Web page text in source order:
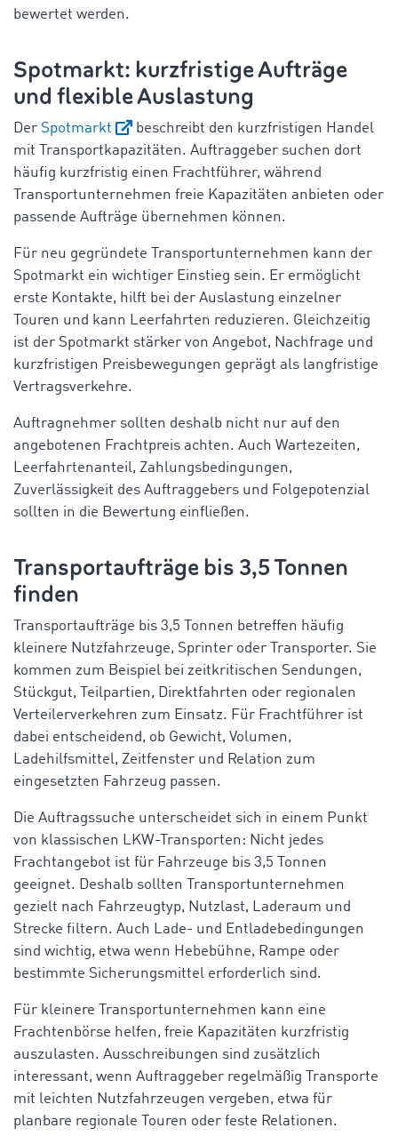
bewertet werden.
Spotmarkt: kurzfristige Aufträge
und flexible Auslastung
Der Spotmarkt
beschreibt den kurzfristigen Handel
mit Transportkapazitäten. Auftraggeber suchen dort
häufig kurzfristig einen Frachtführer, während
Transportunternehmen freie Kapazitäten anbieten oder
passende Aufträge übernehmen können.
Für neu gegründete Transportunternehmen kann der
Spotmarkt ein wichtiger Einstieg sein. Er ermöglicht
erste Kontakte, hilft bei der Auslastung einzelner
Touren und kann Leerfahrten reduzieren. Gleichzeitig
ist der Spotmarkt stärker von Angebot, Nachfrage und
kurzfristigen Preisbewegungen geprägt als langfristige
Vertragsverkehre.
Auftragnehmer sollten deshalb nicht nur auf den
angebotenen Frachtpreis achten. Auch Wartezeiten,
Leerfahrtenanteil, Zahlungsbedingungen,
Zuverlässigkeit des Auftraggebers und Folgepotenzial
sollten in die Bewertung einfließen.
Transportaufträge bis 3,5 Tonnen
finden
Transportaufträge bis 3,5 Tonnen betreffen häufig
kleinere Nutzfahrzeuge, Sprinter oder Transporter. Sie
kommen zum Beispiel bei zeitkritischen Sendungen,
Stückgut, Teilpartien, Direktfahrten oder regionalen
Verteilerverkehren zum Einsatz. Für Frachtführer ist
dabei entscheidend, ob Gewicht, Volumen,
Ladehilfsmittel, Zeitfenster und Relation zum
eingesetzten Fahrzeug passen.
Die Auftragssuche unterscheidet sich in einem Punkt
von klassischen LKW-Transporten: Nicht jedes
Frachtangebot ist für Fahrzeuge bis 3,5 Tonnen
geeignet. Deshalb sollten Transportunternehmen
gezielt nach Fahrzeugtyp, Nutzlast, Laderaum und
Strecke filtern. Auch Lade- und Entladebedingungen
sind wichtig, etwa wenn Hebebühne, Rampe oder
bestimmte Sicherungsmittel erforderlich sind.
Für kleinere Transportunternehmen kann eine
Frachtenbörse helfen, freie Kapazitäten kurzfristig
auszulasten. Ausschreibungen sind zusätzlich
interessant, wenn Auftraggeber regelmäßig Transporte
mit leichten Nutzfahrzeugen vergeben, etwa für
planbare regionale Touren oder feste Relationen.